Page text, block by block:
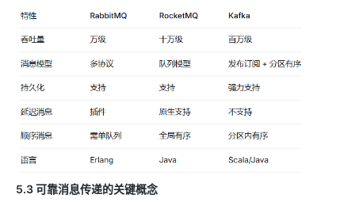
5.3 可靠消息传递的关键概念